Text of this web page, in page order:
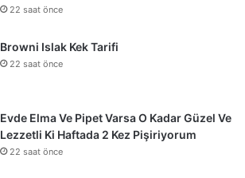
22 saat önce
Browni Islak Kek Tarifi
22 saat önce
Evde Elma Ve Pipet Varsa O Kadar Güzel Ve
Lezzetli Ki Haftada 2 Kez Pişiriyorum
22 saat önce